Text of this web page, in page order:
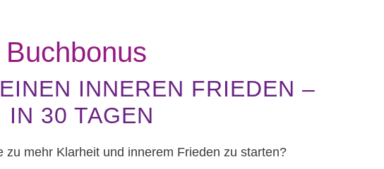
Buchbonus
INNEREN FRIEDEN –
IN 30 TAGEN
zu mehr Klarheit und innerem Frieden zu starten?